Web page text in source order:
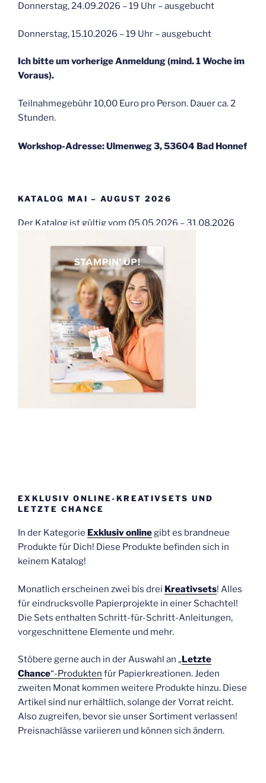
Donnerstag, 24.09.2026 – 19 Uhr – ausgebucht
Donnerstag, 15.10.2026 – 19 Uhr – ausgebucht
Ich bitte um vorherige Anmeldung (mind. 1 Woche im
Voraus).
Teilnahmegebühr 10,00 Euro pro Person. Dauer ca. 2
Stunden.
Workshop-Adresse: Ulmenweg 3, 53604 Bad Honnef
KATALOG MAI – AUGUST 2026
Der Katalog ist gültig vom 05.05.2026 – 31.08.2026
EXKLUSIV ONLINE-KREATIVSETS UND
LETZTE CHANCE
In der Kategorie Exklusiv onlinegibt es brandneue
Produkte für Dich! Diese Produkte befinden sich in
keinem Katalog!
Monatlich erscheinen zwei bis drei Kreativsets! Alles
für eindrucksvolle Papierprojekte in einer Schachtel!
Die Sets enthalten Schritt-für-Schritt-Anleitungen,
vorgeschnittene Elemente und mehr.
Stöbere gerne auch in der Auswahl an „Letzte
Chance“-Produkten für Papierkreationen. Jeden
zweiten Monat kommen weitere Produkte hinzu. Diese
Artikel sind nur erhältlich, solange der Vorrat reicht.
Also zugreifen, bevor sie unser Sortiment verlassen!
Preisnachlässe variieren und können sich ändern.